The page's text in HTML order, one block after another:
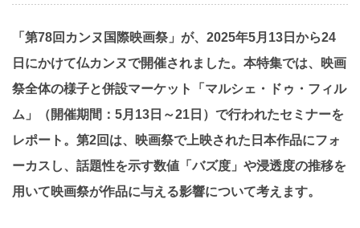
「第78回カンヌ国際映画祭」が、2025年5月13日から24
日にかけて仏カンヌで開催されました。本特集では、映画
祭全体の様子と併設マーケット「マルシェ・ドゥ・フィル
ム」（開催期間：5月13日～21日）で行われたセミナーを
レポート。第2回は、映画祭で上映された日本作品にフォ
ーカスし、話題性を示す数値「バズ度」や浸透度の推移を
用いて映画祭が作品に与える影響について考えます。